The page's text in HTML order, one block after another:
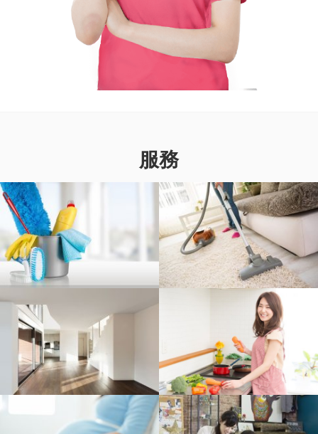
服務
歲晚大掃除 恆常清潔
入伙前/後清潔 上門烹飪
保姆 (寶寶幫)